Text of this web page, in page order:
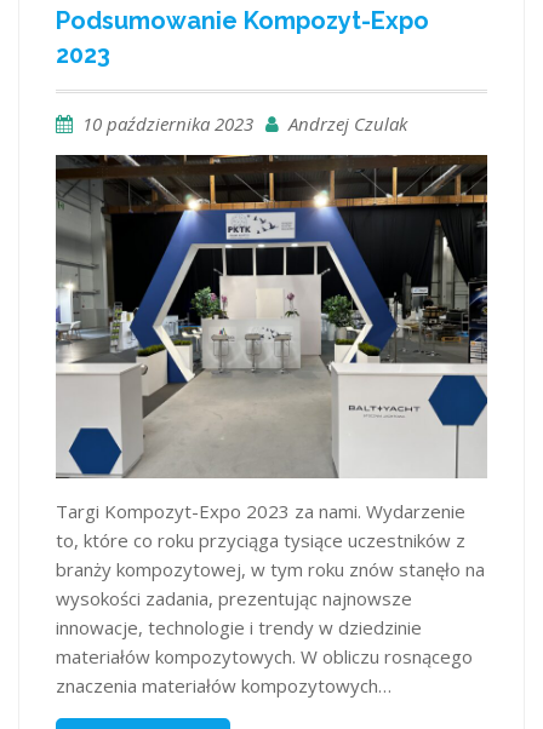
Podsumowanie Kompozyt-Expo
2023
10 października 2023 Andrzej Czulak
Targi Kompozyt-Expo 2023 za nami. Wydarzenie
to, które co roku przyciąga tysiące uczestników z
branży kompozytowej, w tym roku znów stanęło na
wysokości zadania, prezentując najnowsze
innowacje, technologie i trendy w dziedzinie
materiałów kompozytowych. W obliczu rosnącego
znaczenia materiałów kompozytowych…